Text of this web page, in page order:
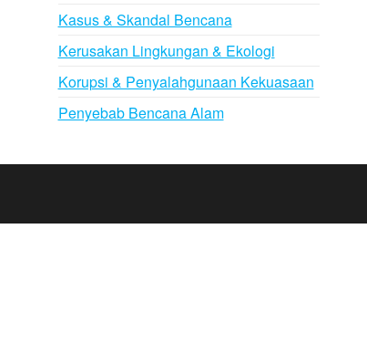
Kasus & Skandal Bencana
Kerusakan Lingkungan & Ekologi
Korupsi & Penyalahgunaan Kekuasaan
Penyebab Bencana Alam